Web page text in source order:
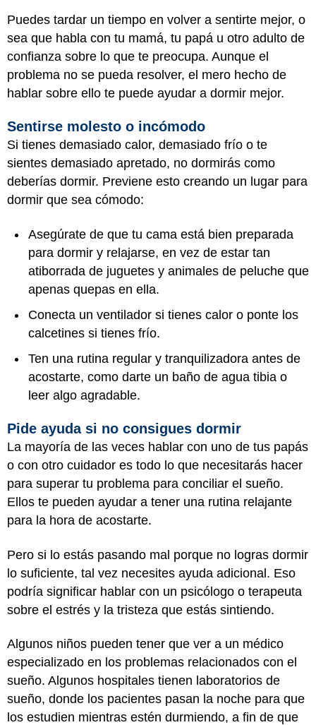
Puedes tardar un tiempo en volver a sentirte mejor, o
sea que habla con tu mamá, tu papá u otro adulto de
confianza sobre lo que te preocupa. Aunque el
problema no se pueda resolver, el mero hecho de
hablar sobre ello te puede ayudar a dormir mejor.
Sentirse molesto o incómodo
Si tienes demasiado calor, demasiado frío o te
sientes demasiado apretado, no dormirás como
deberías dormir. Previene esto creando un lugar para
dormir que sea cómodo:
Asegúrate de que tu cama está bien preparada
para dormir y relajarse, en vez de estar tan
atiborrada de juguetes y animales de peluche que
apenas quepas en ella.
Conecta un ventilador si tienes calor o ponte los
calcetines si tienes frío.
Ten una rutina regular y tranquilizadora antes de
acostarte, como darte un baño de agua tibia o
leer algo agradable.
Pide ayuda si no consigues dormir
La mayoría de las veces hablar con uno de tus papás
o con otro cuidador es todo lo que necesitarás hacer
para superar tu problema para conciliar el sueño.
Ellos te pueden ayudar a tener una rutina relajante
para la hora de acostarte.
Pero si lo estás pasando mal porque no logras dormir
lo suficiente, tal vez necesites ayuda adicional. Eso
podría significar hablar con un psicólogo o terapeuta
sobre el estrés y la tristeza que estás sintiendo.
Algunos niños pueden tener que ver a un médico
especializado en los problemas relacionados con el
sueño. Algunos hospitales tienen laboratorios de
sueño, donde los pacientes pasan la noche para que
los estudien mientras estén durmiendo, a fin de que